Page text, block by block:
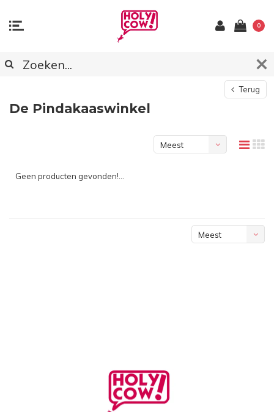
0
Terug
De Pindakaaswinkel
Meest
Geen producten gevonden!...
Meest